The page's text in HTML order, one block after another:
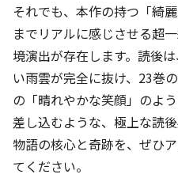
それでも、本作の持つ「綺
までリアルに感じさせる超
境演出が存在します。読後
い雨雲が完全に抜け、23巻
の「晴れやかな笑顔」のよ
差し込むような、極上な読
物語の核心と奇跡を、ぜひ
てください。